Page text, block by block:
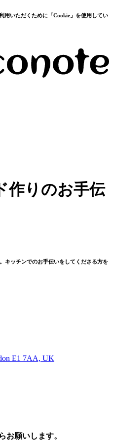
用いただくために「Cookie」を使用してい
作りのお手伝
キッチンでのお手伝いをしてくださる方を
E1 7AA, UK
お願いします。